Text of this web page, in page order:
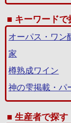
キーワードで
オーパス・ワン
家
樽熟成ワイン
神の雫掲載・パ
生産者で探す